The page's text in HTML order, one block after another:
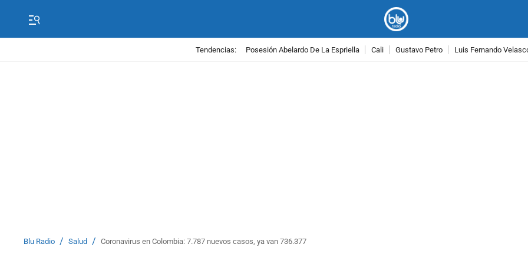
Tendencias: Posesión Abelardo De La Espriella Cali Gustavo Petro Luis Fernando
Blu Radio / Salud / Coronavirus en Colombia: 7.787 nuevos casos, ya van 736.377